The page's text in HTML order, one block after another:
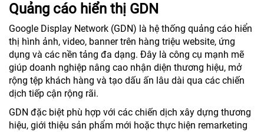
Quảng cáo hiển thị GDN
Google Display Network (GDN) là hệ thống quảng cáo hiển
thị hình ảnh, video, banner trên hàng triệu website, ứng
dụng và các nền tảng đa dạng. Đây là công cụ mạnh mẽ
giúp doanh nghiệp nâng cao nhận diện thương hiệu, mở
rộng tệp khách hàng và tạo dấu ấn lâu dài qua các chiến
dịch tiếp cận rộng rãi.
GDN đặc biệt phù hợp với các chiến dịch xây dựng thương
hiệu, giới thiệu sản phẩm mới hoặc thực hiện remarketing